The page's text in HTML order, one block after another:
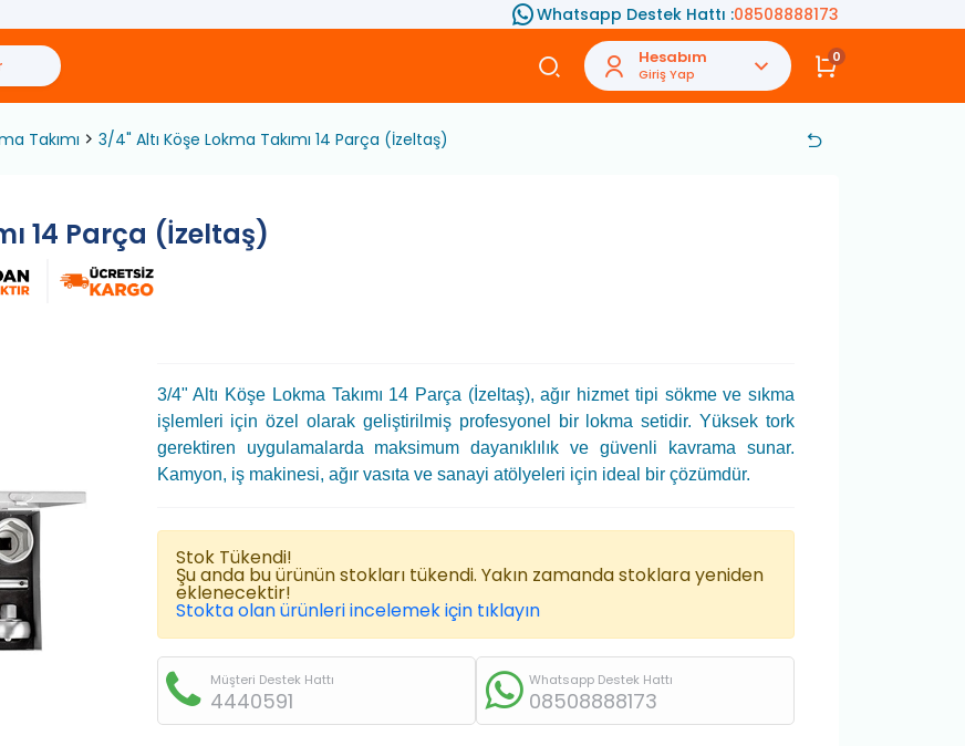
Whatsapp Destek Hattı :08508888173
Hesabım
Giriş Yap
0
Takımı 3/4" Altı Köşe Lokma Takımı 14 Parça (İzeltaş)
14 Parça (İzeltaş)
3/4" Altı Köşe Lokma Takımı 14 Parça (İzeltaş), ağır hizmet tipi sökme ve sıkma
işlemleri için özel olarak geliştirilmiş profesyonel bir lokma setidir. Yüksek tork
gerektiren uygulamalarda maksimum dayanıklılık ve güvenli kavrama sunar.
Kamyon, iş makinesi, ağır vasıta ve sanayi atölyeleri için ideal bir çözümdür.
Stok Tükendi!
Şu anda bu ürünün stokları tükendi. Yakın zamanda stoklara yeniden
eklenecektir!
Stokta olan ürünleri incelemek için tıklayın
Müşteri Destek Hattı
4440591
Whatsapp Destek Hattı
08508888173